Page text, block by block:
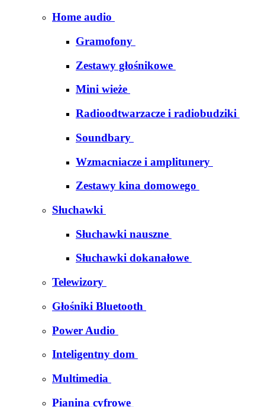
Home audio
Gramofony
Zestawy głośnikowe
Mini wieże
Radioodtwarzacze i radiobudziki
Soundbary
Wzmacniacze i amplitunery
Zestawy kina domowego
Słuchawki
Słuchawki nauszne
Słuchawki dokanałowe
Telewizory
Głośniki Bluetooth
Power Audio
Inteligentny dom
Multimedia
Pianina cyfrowe